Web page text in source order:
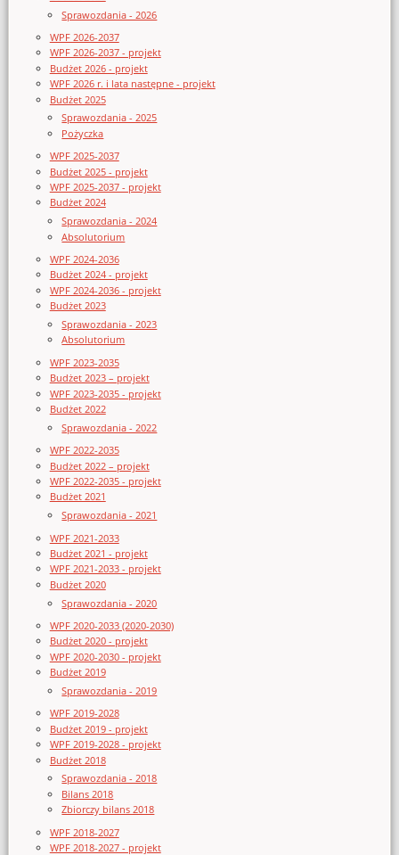
Sprawozdania - 2026
WPF 2026-2037
WPF 2026-2037 - projekt
Budżet 2026 - projekt
WPF 2026 r. i lata następne - projekt
Budżet 2025
Sprawozdania - 2025
Pożyczka
WPF 2025-2037
Budżet 2025 - projekt
WPF 2025-2037 - projekt
Budżet 2024
Sprawozdania - 2024
Absolutorium
WPF 2024-2036
Budżet 2024 - projekt
WPF 2024-2036 - projekt
Budżet 2023
Sprawozdania - 2023
Absolutorium
WPF 2023-2035
Budżet 2023 – projekt
WPF 2023-2035 - projekt
Budżet 2022
Sprawozdania - 2022
WPF 2022-2035
Budżet 2022 – projekt
WPF 2022-2035 - projekt
Budżet 2021
Sprawozdania - 2021
WPF 2021-2033
Budżet 2021 - projekt
WPF 2021-2033 - projekt
Budżet 2020
Sprawozdania - 2020
WPF 2020-2033 (2020-2030)
Budżet 2020 - projekt
WPF 2020-2030 - projekt
Budżet 2019
Sprawozdania - 2019
WPF 2019-2028
Budżet 2019 - projekt
WPF 2019-2028 - projekt
Budżet 2018
Sprawozdania - 2018
Bilans 2018
Zbiorczy bilans 2018
WPF 2018-2027
WPF 2018-2027 - projekt